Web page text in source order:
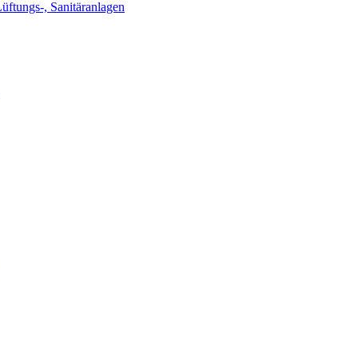
, Sanitäranlagen